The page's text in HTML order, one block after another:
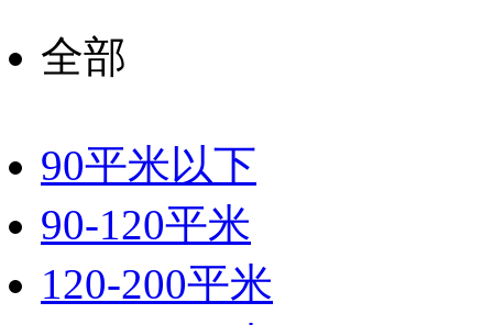
全部
90平米以下
90-120平米
120-200平米